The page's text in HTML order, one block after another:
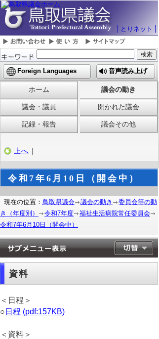
とりネット
Foreign Languages 音声読み上げ
ホーム 議会の動き
議会・議員 開かれた議会
記録・報告 議会その他
上へ ｜
令和7年6月10日（開会中）
現在の位置： 鳥取県議会 議会の動き
委員会等の動
き（年度別）
令和7年度
福祉生活病院常任委員会
令和7年6月10日（開会中）
資料
＜日程＞
○ 日程 (pdf:157KB)
＜資料＞